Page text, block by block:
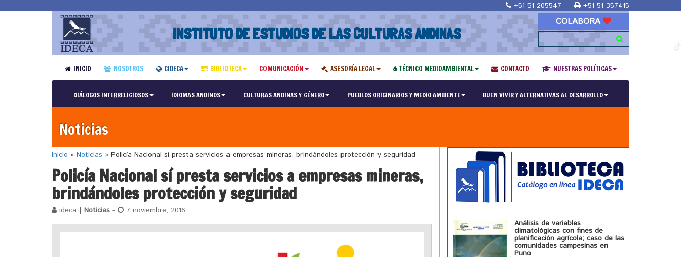
+51 51 205547 +51 51 357415
INSTITUTO DE ESTUDIOS DE LAS CULTURAS ANDINAS
COLABORA
INICIO NOSOTROS CIDECA BIBLIOTECA COMUNICACIÓN ASESORÍA LEGAL TÉCNICO MEDIOAMBIENTAL CONTACTO NUESTRAS POLÍTICAS
DIÁLOGOS INTERRELIGIOSOS IDIOMAS ANDINOS CULTURAS ANDINAS Y GÉNERO PUEBLOS ORIGINARIOS Y MEDIO AMBIENTE BUEN VIVIR Y ALTERNATIVAS AL DESARROLLO
Noticias
Inicio » Noticias » Policía Nacional sí presta servicios a empresas mineras, brindándoles protección y seguridad
Policía Nacional sí presta servicios a empresas mineras,
brindándoles protección y seguridad
ideca | Noticias - 7 noviembre, 2016
Análisis de variables
climatológicas con fines de
planificación agrícola; caso de las
comunidades campesinas en
Puno